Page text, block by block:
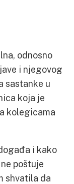
odnosno
i njegovog
sastanke u
koja je
kolegicama
i kako
poštuje
shvatila da